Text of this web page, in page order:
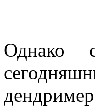
Однако